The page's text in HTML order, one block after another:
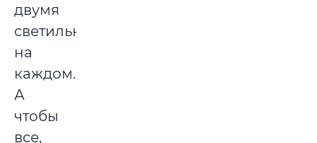
двумя
светильниками
на
каждом.
А
чтобы
все,